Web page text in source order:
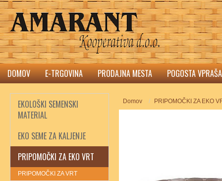
DOMOV E-TRGOVINA PRODAJNA MESTA POGOSTA
EKOLOŠKI SEMENSKI
MATERIAL
EKO SEME ZA KALJENJE
PRIPOMOČKI ZA EKO VRT
PRIPOMOČKI ZA VRT
Domov PRIPOMOČKI ZA EKO